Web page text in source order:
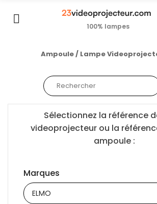
100% lampes
Ampoule / Lampe
Sélectionnez la référence
videoprojecteur ou la
ampoule :
Marques